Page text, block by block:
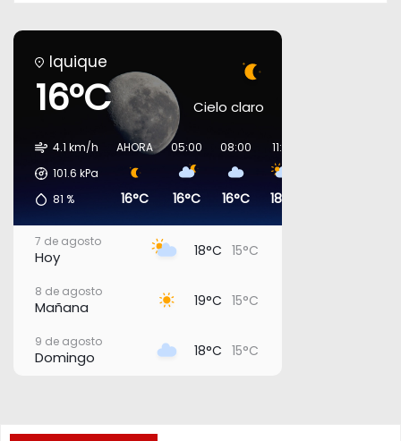
Iquique
16°C Cielo claro
4.1 km/h
101.6 kPa
81 %
AHORA
16°C
05:00
16°C
08:00
16°C
11:00
18°C
7 de agosto
Hoy 18°C 15°C
8 de agosto
Mañana 19°C 15°C
9 de agosto
Domingo 18°C 15°C